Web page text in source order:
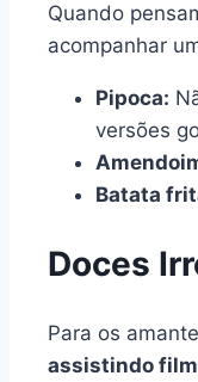
Quando
acompanhar
Pipoca:
versões
Batata
Doces
Para os
assistindo